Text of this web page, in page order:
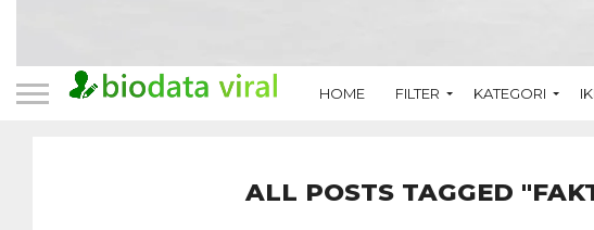
HOME FILTER KATEGORI
ALL POSTS TAGGED